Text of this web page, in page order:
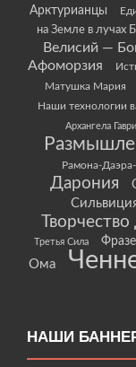
Арктурианцы
на Земле в лучах
Велисий —
Афоморзия
Матушка Мария
Наши технологии
Архангела
Рамона-
Дарония
Третья Сила
Ома
НАШИ